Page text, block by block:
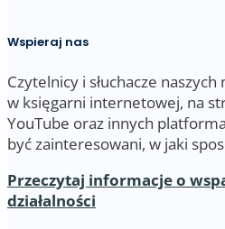
Wspieraj nas
Czytelnicy i słuchacze
w księgarni internetowej, na
YouTube oraz innych
być zainteresowani, w jaki
Przeczytaj informacje o
działalności